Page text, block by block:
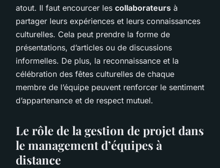
atout. Il faut encourcer les collaborateurs à
partager leurs expériences et leurs connaissances
culturelles. Cela peut prendre la forme de
présentations, d’articles ou de discussions
informelles. De plus, la reconnaissance et la
célébration des fêtes culturelles de chaque
membre de l’équipe peuvent renforcer le sentiment
d’appartenance et de respect mutuel.
Le rôle de la gestion de projet dans
le management d’équipes à
distance